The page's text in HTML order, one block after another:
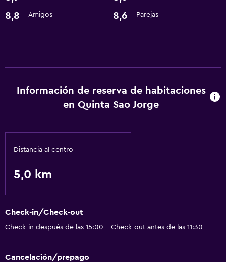
8,8 Amigos 8,6 Parejas
Información de reserva de habitaciones
en Quinta Sao Jorge
Distancia al centro
5,0 km
Check-in/Check-out
Check-in después de las 15:00 - Check-out antes de las 11:30
Cancelación/prepago